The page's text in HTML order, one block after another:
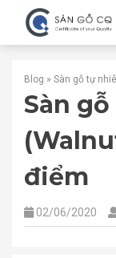
Blog » Sàn gỗ tự
Sàn
điểm
02/06/2020